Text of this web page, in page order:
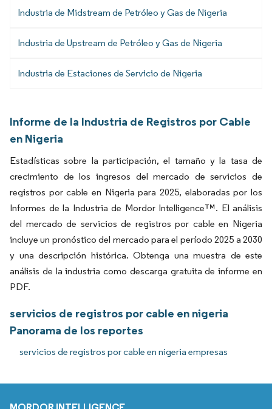
Industria de Midstream de Petróleo y Gas de Nigeria
Industria de Upstream de Petróleo y Gas de Nigeria
Industria de Estaciones de Servicio de Nigeria
Informe de la Industria de Registros por Cable
en Nigeria
Estadísticas sobre la participación, el tamaño y la tasa de
crecimiento de los ingresos del mercado de servicios de
registros por cable en Nigeria para 2025, elaboradas por los
Informes de la Industria de Mordor Intelligence™. El análisis
del mercado de servicios de registros por cable en Nigeria
incluye un pronóstico del mercado para el período 2025 a 2030
y una descripción histórica. Obtenga una muestra de este
análisis de la industria como descarga gratuita de informe en
PDF.
servicios de registros por cable en nigeria
Panorama de los reportes
servicios de registros por cable en nigeria empresas